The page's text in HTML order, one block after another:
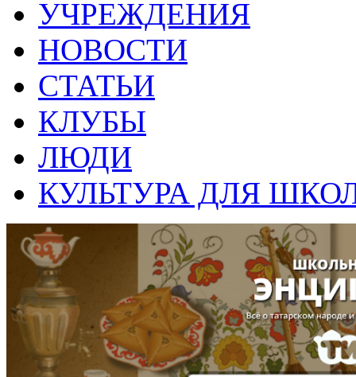
УЧРЕЖДЕНИЯ
НОВОСТИ
СТАТЬИ
КЛУБЫ
ЛЮДИ
КУЛЬТУРА ДЛЯ